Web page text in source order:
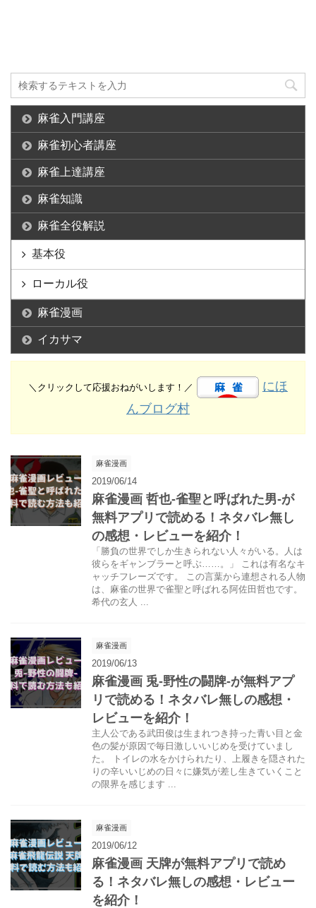
麻雀入門講座
麻雀初心者講座
麻雀上達講座
麻雀知識
麻雀全役解説
基本役
ローカル役
麻雀漫画
イカサマ
＼クリックして応援おねがいします！／
にほ
んブログ村
麻雀漫画
2019/06/14
麻雀漫画 哲也-雀聖と呼ばれた男-が
無料アプリで読める！ネタバレ無し
の感想・レビューを紹介！
「勝負の世界でしか生きられない人々がいる。人は
彼らをギャンブラーと呼ぶ……。」 これは有名なキ
ャッチフレーズです。 この言葉から連想される人物
は、麻雀の世界で雀聖と呼ばれる阿佐田哲也です。
希代の玄人 ...
麻雀漫画
2019/06/13
麻雀漫画 兎-野性の闘牌-が無料アプ
リで読める！ネタバレ無しの感想・
レビューを紹介！
主人公である武田俊は生まれつき持った青い目と金
色の髪が原因で毎日激しいいじめを受けていまし
た。 トイレの水をかけられたり、上履きを隠された
りの辛いいじめの日々に嫌気が差し生きていくこと
の限界を感じます ...
麻雀漫画
2019/06/12
麻雀漫画 天牌が無料アプリで読め
る！ネタバレ無しの感想・レビュー
を紹介！